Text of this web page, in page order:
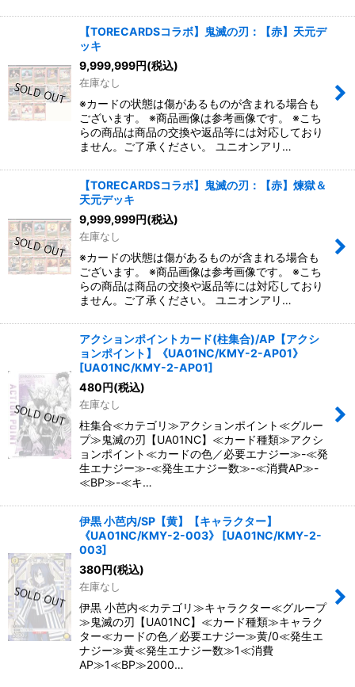
【TORECARDSコラボ】鬼滅の刃：【赤】天元デ
ッキ
9,999,999円(税込)
在庫なし
※カードの状態は傷があるものが含まれる場合も
ございます。 ※商品画像は参考画像です。 ※こち
らの商品は商品の交換や返品等には対応しており
ません。ご了承ください。 ユニオンアリ…
【TORECARDSコラボ】鬼滅の刃：【赤】煉獄＆
天元デッキ
9,999,999円(税込)
在庫なし
※カードの状態は傷があるものが含まれる場合も
ございます。 ※商品画像は参考画像です。 ※こち
らの商品は商品の交換や返品等には対応しており
ません。ご了承ください。 ユニオンアリ…
アクションポイントカード(柱集合)/AP【アクシ
ョンポイント】《UA01NC/KMY-2-AP01》
[UA01NC/KMY-2-AP01]
480円(税込)
在庫なし
柱集合≪カテゴリ≫アクションポイント≪グルー
プ≫鬼滅の刃【UA01NC】≪カード種類≫アクシ
ョンポイント≪カードの色／必要エナジー≫-≪発
生エナジー≫-≪発生エナジー数≫-≪消費AP≫-
≪BP≫-≪キ…
伊黒 小芭内/SP【黄】【キャラクター】
《UA01NC/KMY-2-003》
[UA01NC/KMY-2-
003]
380円(税込)
在庫なし
伊黒 小芭内≪カテゴリ≫キャラクター≪グループ
≫鬼滅の刃【UA01NC】≪カード種類≫キャラク
ター≪カードの色／必要エナジー≫黄/0≪発生エ
ナジー≫黄≪発生エナジー数≫1≪消費
AP≫1≪BP≫2000…